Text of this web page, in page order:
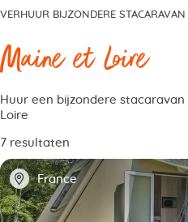
VERHUUR BIJZONDERE STACARAVAN
Maine et Loire
Huur een bijzondere
Loire
7 resultaten
📍 France